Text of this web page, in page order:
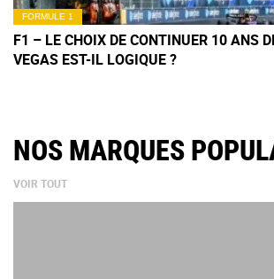
FORMULE 1
F1 – LE CHOIX DE CONTINUER 10 ANS
VEGAS EST-IL LOGIQUE ?
NOS MARQUES
VOIR TOUT